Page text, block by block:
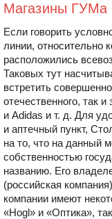
Магазины ГУМа
Если говорить
линии, относительно
расположились
Таковых тут
встретить
отечественного, так
и Adidas и т. д. Для
и аптечный пункт,
на то, что на данный
собственностью
названию. Его
(российская
компании имеют
«Hogl» и «Оптика»,